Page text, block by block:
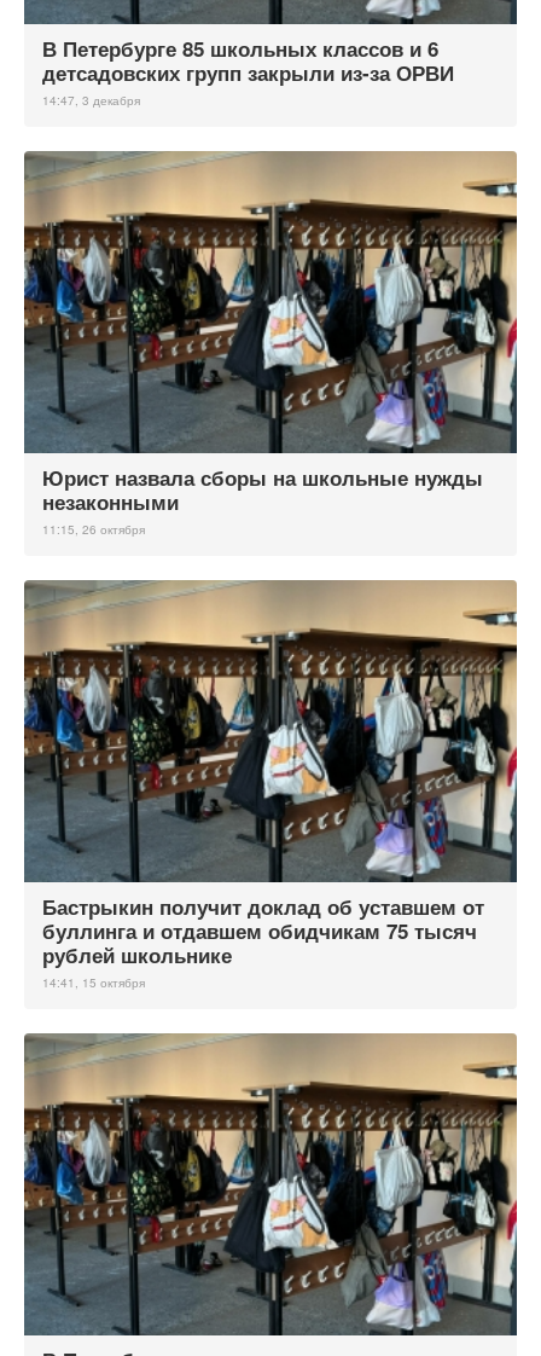
В Петербурге 85 школьных классов и 6
детсадовских групп закрыли из-за ОРВИ
14:47, 3 декабря
Юрист назвала сборы на школьные нужды
незаконными
11:15, 26 октября
Бастрыкин получит доклад об уставшем от
буллинга и отдавшем обидчикам 75 тысяч
рублей школьнике
14:41, 15 октября